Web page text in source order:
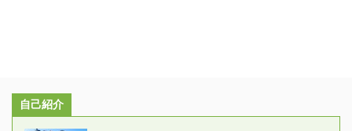
自己紹介